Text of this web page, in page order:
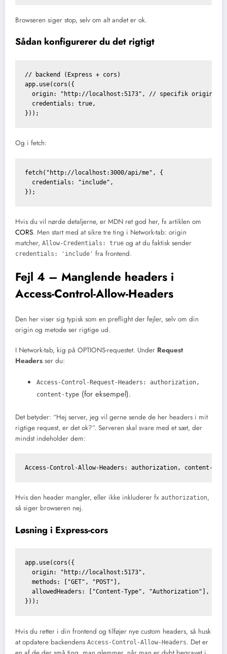
Browseren siger stop, selv om alt andet er ok.
Sådan konfigurerer du det rigtigt
// backend (Express + cors)
app.use(cors({
  origin: "http://localhost:5173", // specifik origin
  credentials: true,
Og i fetch:
fetch("http://localhost:3000/api/me", {
  credentials: "include",
Hvis du vil nørde detaljerne, er MDN ret god her, fx artiklen om
CORS. Men start med at sikre tre ting i Network-tab: origin
matcher, Allow-Credentials: true og at du faktisk sender
credentials: 'include' fra frontend.
Fejl 4 – Manglende headers i
Access-Control-Allow-Headers
Den her viser sig typisk som en preflight der fejler, selv om din
origin og metode ser rigtige ud.
I Network-tab, kig på OPTIONS-requestet. Under Request
Headers ser du:
Access-Control-Request-Headers: authorization,
content-type (for eksempel).
Det betyder: “Hej server, jeg vil gerne sende de her headers i mit
rigtige request, er det ok?”. Serveren skal svare med et sæt, der
mindst indeholder dem:
Access-Control-Allow-Headers: authorization, content-type
Hvis den header mangler, eller ikke inkluderer fx authorization,
så siger browseren nej.
Løsning i Express-cors
app.use(cors({
  origin: "http://localhost:5173",
  methods: ["GET", "POST"],
  allowedHeaders: ["Content-Type", "Authorization"],
Hvis du retter i din frontend og tilføjer nye custom headers, så husk
at opdatere backendens Access-Control-Allow-Headers. Det er